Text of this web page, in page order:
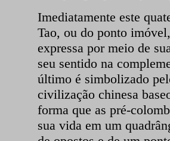
Imediatamente este
Tao, ou do ponto
expressa por meio de
seu sentido na
último é simbolizado
civilização chinesa
forma que as pré-
sua vida em um